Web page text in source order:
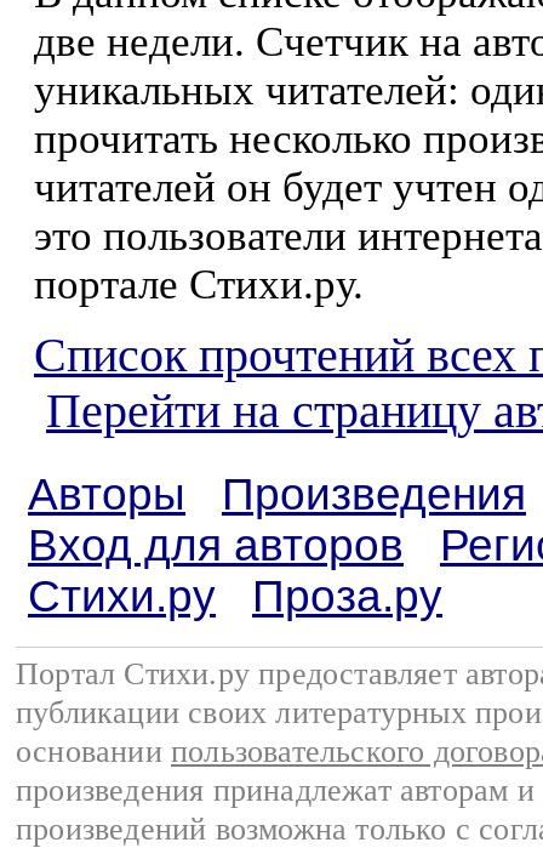
две недели. Счетчик на
уникальных читателей:
прочитать несколько
читателей он будет учтен
это пользователи
портале Стихи.ру.
Список прочтений всех
Перейти на страницу
Авторы
Произведения
Вход для авторов
Стихи.ру
Проза.ру
Портал Стихи.ру предоставляет
публикации своих литературных
основании пользовательского
произведения принадлежат авторам
произведений возможна только с